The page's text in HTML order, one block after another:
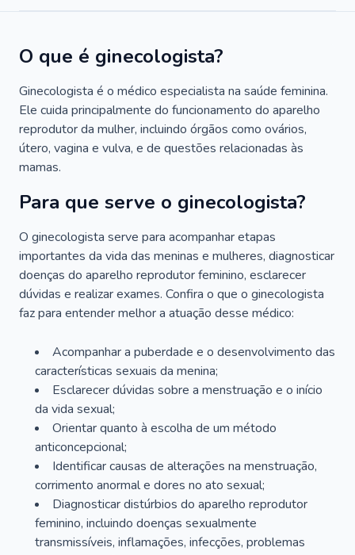
O que é ginecologista?
Ginecologista é o médico especialista na saúde feminina.
Ele cuida principalmente do funcionamento do aparelho
reprodutor da mulher, incluindo órgãos como ovários,
útero, vagina e vulva, e de questões relacionadas às
mamas.
Para que serve o ginecologista?
O ginecologista serve para acompanhar etapas
importantes da vida das meninas e mulheres, diagnosticar
doenças do aparelho reprodutor feminino, esclarecer
dúvidas e realizar exames. Confira o que o ginecologista
faz para entender melhor a atuação desse médico:
Acompanhar a puberdade e o desenvolvimento das
características sexuais da menina;
Esclarecer dúvidas sobre a menstruação e o início
da vida sexual;
Orientar quanto à escolha de um método
anticoncepcional;
Identificar causas de alterações na menstruação,
corrimento anormal e dores no ato sexual;
Diagnosticar distúrbios do aparelho reprodutor
feminino, incluindo doenças sexualmente
transmissíveis, inflamações, infecções, problemas